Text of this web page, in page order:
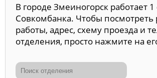
В городе Змеиногорск работает
Совкомбанка. Чтобы
работы, адрес, схему проезда и
отделения, просто нажмите на